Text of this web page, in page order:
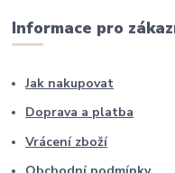
Informace pro
Jak nakupovat
Doprava a platba
Vrácení zboží